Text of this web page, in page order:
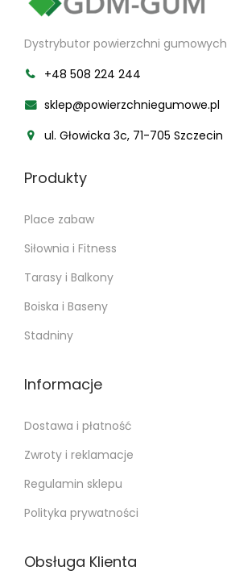
Dystrybutor powierzchni gumowych
+48 508 224 244
sklep@powierzchniegumowe.pl
ul. Głowicka 3c, 71-705 Szczecin
Produkty
Place zabaw
Siłownia i Fitness
Tarasy i Balkony
Boiska i Baseny
Stadniny
Informacje
Dostawa i płatność
Zwroty i reklamacje
Regulamin sklepu
Polityka prywatności
Obsługa Klienta